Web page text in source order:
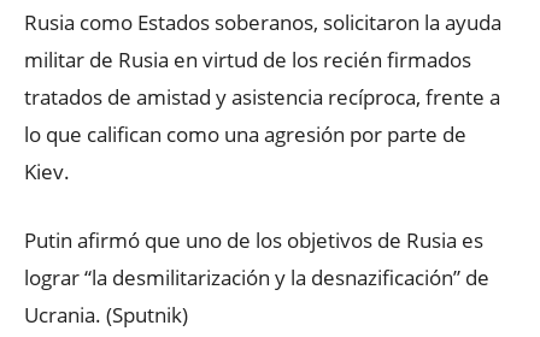
Rusia como Estados soberanos, solicitaron la ayuda
militar de Rusia en virtud de los recién firmados
tratados de amistad y asistencia recíproca, frente a
lo que califican como una agresión por parte de
Kiev.
Putin afirmó que uno de los objetivos de Rusia es
lograr “la desmilitarización y la desnazificación” de
Ucrania. (Sputnik)